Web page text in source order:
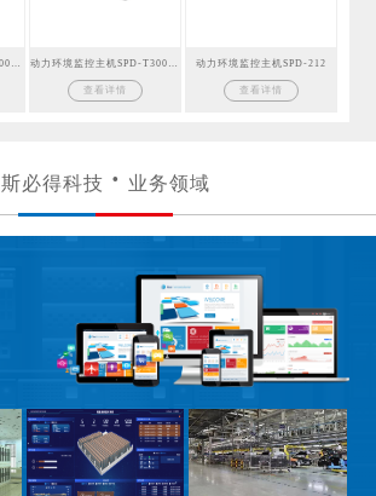
查看详情
动力环境监控主机SPD-212
查看详情
斯必得科技 业务领域